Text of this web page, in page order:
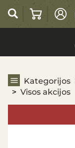
Kategorijos
Visos akcijos